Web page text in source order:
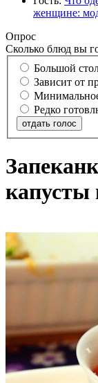
женщине:
Опрос
Сколько блюд вы
Большой
Зависит от
Редко
отдать голос
капусты